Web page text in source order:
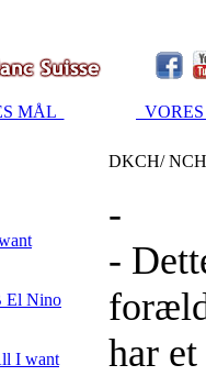
MÅL
El Nino
I want
DKCH/
-
-
har